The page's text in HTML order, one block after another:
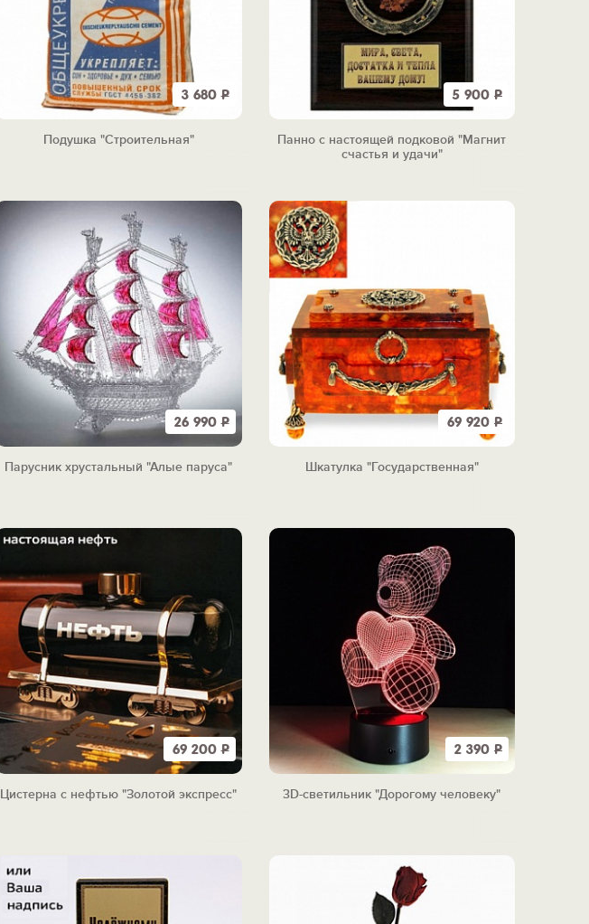
3 680Р
Подушка "Строительная"
5 900 Р
Панно с настоящей подковой "Магнит
счастья и удачи"
26 990Р
Парусник хрустальный "Алые паруса"
69 920 Р
Шкатулка "Государственная"
69 200Р
Цистерна с нефтью "Золотой экспресс"
2 390 Р
3D-светильник "Дорогому человеку"